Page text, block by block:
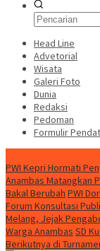
Head Line
Advetorial
Wisata
Galeri Foto
Dunia
Redaksi
Pedoman
Formulir
PWI Kepri Hormati
Anambas Matangkan
Bakal Berubah PWI
Forum Konsultasi
Melang, Jejak
Warga Anambas SD
Berikutnya di